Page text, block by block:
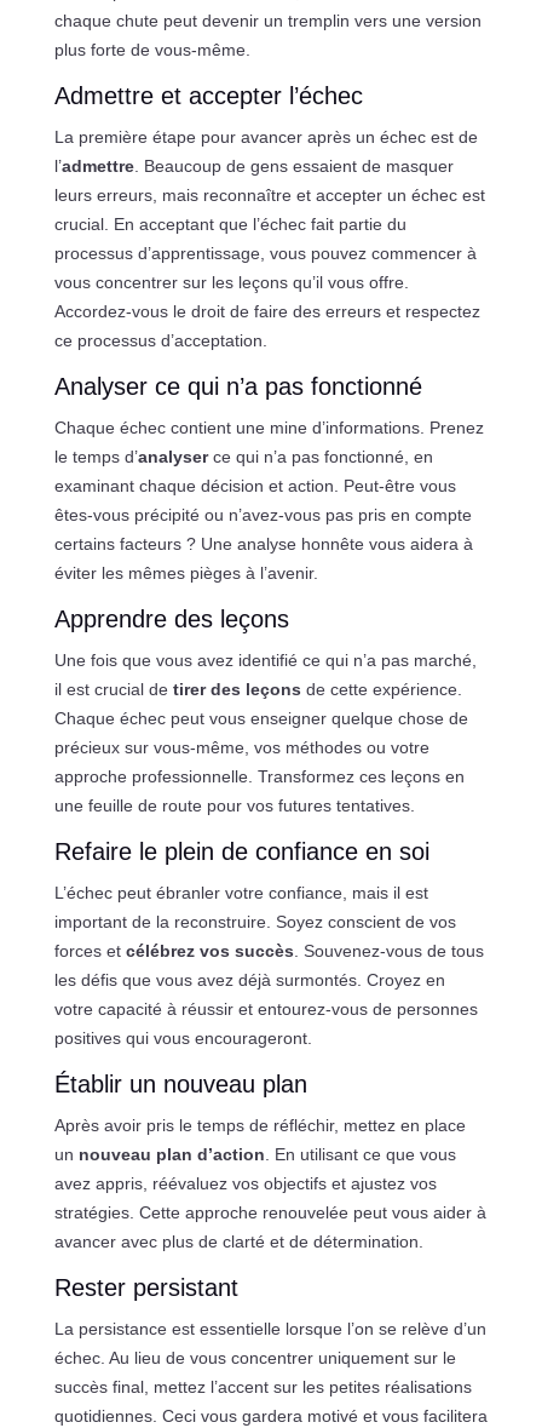
chaque chute peut devenir un tremplin vers une version
plus forte de vous-même.
Admettre et accepter l’échec
La première étape pour avancer après un échec est de
l’admettre. Beaucoup de gens essaient de masquer
leurs erreurs, mais reconnaître et accepter un échec est
crucial. En acceptant que l’échec fait partie du
processus d’apprentissage, vous pouvez commencer à
vous concentrer sur les leçons qu’il vous offre.
Accordez-vous le droit de faire des erreurs et respectez
ce processus d’acceptation.
Analyser ce qui n’a pas fonctionné
Chaque échec contient une mine d’informations. Prenez
le temps d’analyserce qui n’a pas fonctionné, en
examinant chaque décision et action. Peut-être vous
êtes-vous précipité ou n’avez-vous pas pris en compte
certains facteurs ? Une analyse honnête vous aidera à
éviter les mêmes pièges à l’avenir.
Apprendre des leçons
Une fois que vous avez identifié ce qui n’a pas marché,
il est crucial de tirer des leçons de cette expérience.
Chaque échec peut vous enseigner quelque chose de
précieux sur vous-même, vos méthodes ou votre
approche professionnelle. Transformez ces leçons en
une feuille de route pour vos futures tentatives.
Refaire le plein de confiance en soi
L’échec peut ébranler votre confiance, mais il est
important de la reconstruire. Soyez conscient de vos
forces et célébrez vos succès. Souvenez-vous de tous
les défis que vous avez déjà surmontés. Croyez en
votre capacité à réussir et entourez-vous de personnes
positives qui vous encourageront.
Établir un nouveau plan
Après avoir pris le temps de réfléchir, mettez en place
un nouveau plan d’action. En utilisant ce que vous
avez appris, réévaluez vos objectifs et ajustez vos
stratégies. Cette approche renouvelée peut vous aider à
avancer avec plus de clarté et de détermination.
Rester persistant
La persistance est essentielle lorsque l’on se relève d’un
échec. Au lieu de vous concentrer uniquement sur le
succès final, mettez l’accent sur les petites réalisations
quotidiennes. Ceci vous gardera motivé et vous facilitera